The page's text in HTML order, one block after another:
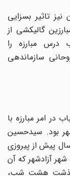
تاثیر بسزایی
گالیکشی از
مبارزه را
سازماندهی
امر مبارزه با
بود. سیدحسین
پیش از پیروزی
آزادشهر که آن
هشت شب،